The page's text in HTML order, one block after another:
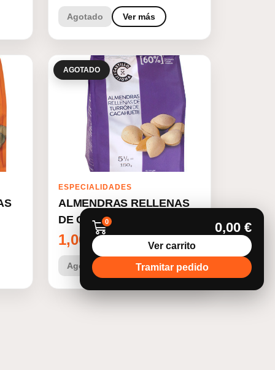
Agotado Ver más
AGOTADO
ESPECIALIDADES
ALMENDRAS RELLENAS
DE CACAHUETE
1,00 €
Agotado Ver más
0 0,00 €
Ver carrito
Tramitar pedido